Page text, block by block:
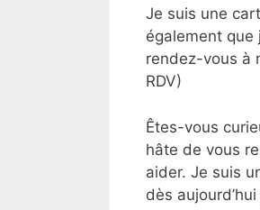
Je suis une
également que
rendez-vous à
RDV)
Êtes-vous
hâte de vous
aider. Je suis
dès